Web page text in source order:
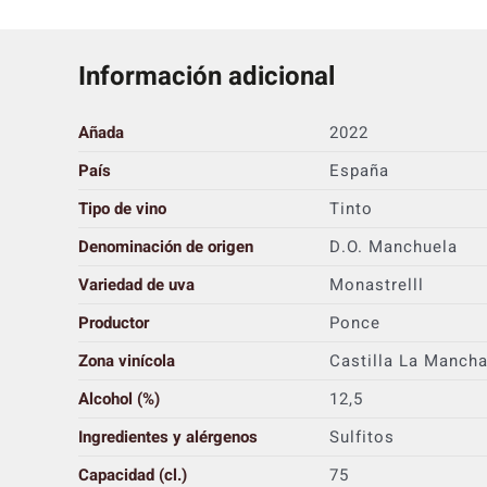
Información adicional
Añada
2022
País
España
Tipo de vino
Tinto
Denominación de origen
D.O. Manchuela
Variedad de uva
Monastrelll
Productor
Ponce
Zona vinícola
Castilla La Mancha
Alcohol (%)
12,5
Ingredientes y alérgenos
Sulfitos
Capacidad (cl.)
75